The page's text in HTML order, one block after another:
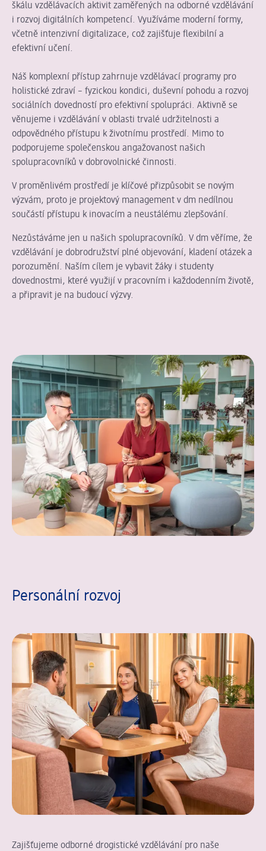
škálu vzdělávacích aktivit zaměřených na odborné vzdělávání
i rozvoj digitálních kompetencí. Využíváme moderní formy,
včetně intenzivní digitalizace, což zajišťuje flexibilní a
efektivní učení.
Náš komplexní přístup zahrnuje vzdělávací programy pro
holistické zdraví – fyzickou kondici, duševní pohodu a rozvoj
sociálních dovedností pro efektivní spolupráci. Aktivně se
věnujeme i vzdělávání v oblasti trvalé udržitelnosti a
odpovědného přístupu k životnímu prostředí. Mimo to
podporujeme společenskou angažovanost našich
spolupracovníků v dobrovolnické činnosti.
V proměnlivém prostředí je klíčové přizpůsobit se novým
výzvám, proto je projektový management v dm nedílnou
součástí přístupu k inovacím a neustálému zlepšování.
Nezůstáváme jen u našich spolupracovníků. V dm věříme, že
vzdělávání je dobrodružství plné objevování, kladení otázek a
porozumění. Naším cílem je vybavit žáky i studenty
dovednostmi, které využijí v pracovním i každodenním životě,
a připravit je na budoucí výzvy.
Personální rozvoj
Zajišťujeme odborné drogistické vzdělávání pro naše